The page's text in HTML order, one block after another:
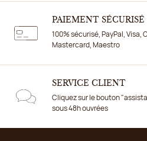
PAIEMENT SÉCURISÉ
100% sécurisé, PayPal, Visa,
Mastercard, Maestro
SERVICE CLIENT
Cliquez sur le bouton
sous 48h ouvrées